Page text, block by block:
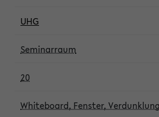
UHG
Seminarraum
20
Whiteboard, Fenster,